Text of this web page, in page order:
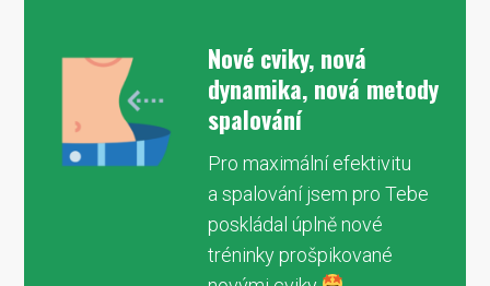
Nové cviky, nová
dynamika, nová metody
spalování
Pro maximální efektivitu
a spalování jsem pro Tebe
poskládal úplně nové
tréninky prošpikované